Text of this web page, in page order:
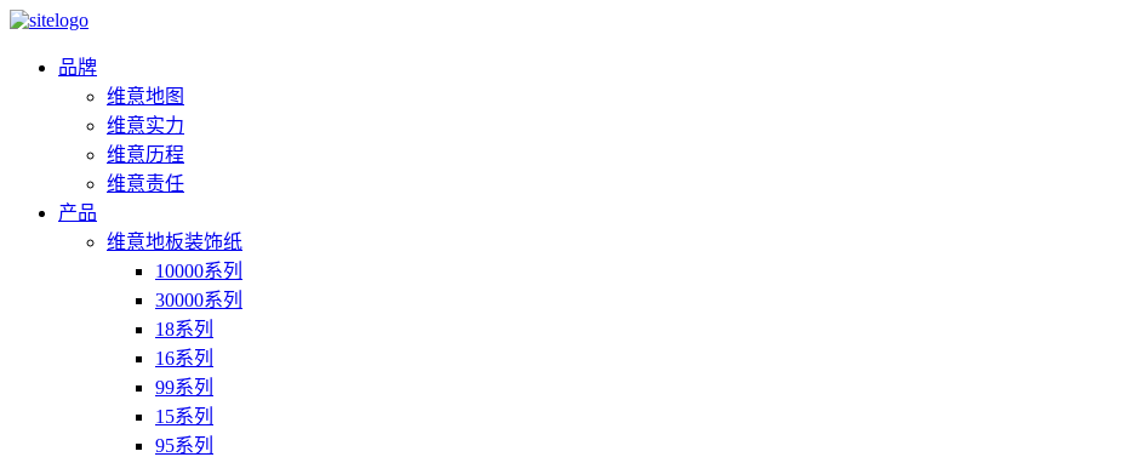
品牌
维意地图
维意实力
维意历程
维意责任
产品
维意地板装饰纸
10000系列
30000系列
18系列
16系列
99系列
15系列
95系列